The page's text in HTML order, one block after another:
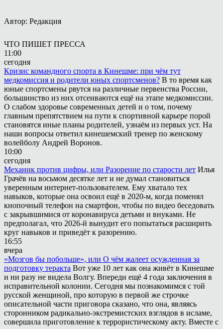
Автор: Редакция
ЧТО ПИШЕТ ПРЕССА
11:00
сегодня
Кризис командного спорта в Кинешме: при чём тут
медкомиссия и родители юных спортсменов? В то время как
юные спортсмены рвутся на различные первенства России,
большинство из них отсеиваются ещё на этапе медкомиссии.
О слабом здоровье современных детей и о том, почему
главным препятствием на пути к спортивной карьере порой
становятся иные планы родителей, узнаём из первых уст. На
наши вопросы ответил кинешемский тренер по женскому
волейболу Андрей Воронов.
10:00
сегодня
Механик против цифры, или Разорение по старости лет Илья
Грачёв на восьмом десятке лет и не думал становиться
уверенным интернет-пользователем. Ему хватало тех
навыков, которые она освоил ещё в 2020-м, когда поменял
кнопочный телефон на смартфон, чтобы по видео беседовать
с закрывшимися от коронавируса детьми и внуками. Не
предполагал, что 2026-й вынудит его попытаться расширить
круг навыков и приведёт к разорению.
16:55
вчера
«Мозгов бы побольше», или О чём жалеет осужденная за
подготовку теракта Вот уже 10 лет как она живёт в Кинешме
и ни разу не видела Волгу. Впереди ещё 4 года заключения в
исправительной колонии. Сегодня мы познакомимся с той
русской женщиной, про которую в первой же строчке
описательной части приговора сказано, что она, являясь
сторонником радикально-экстремистских взглядов в исламе,
совершила приготовление к террористическому акту. Вместе с